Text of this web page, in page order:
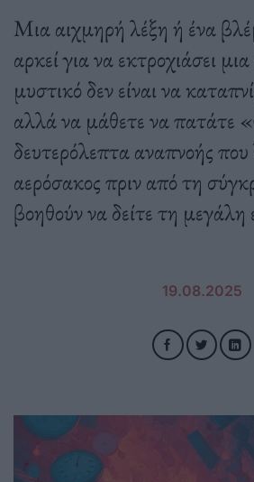
Μια αιχμηρή λέξη ή ένα
αρκεί για να εκτροχιάσει
μυστικό δεν είναι να
αλλά να μάθετε να πατάτε
δευτερόλεπτα αναπνοής που
αερόσακος πριν από τη
βοηθούν να δείτε τη μεγάλη
19.08.2025